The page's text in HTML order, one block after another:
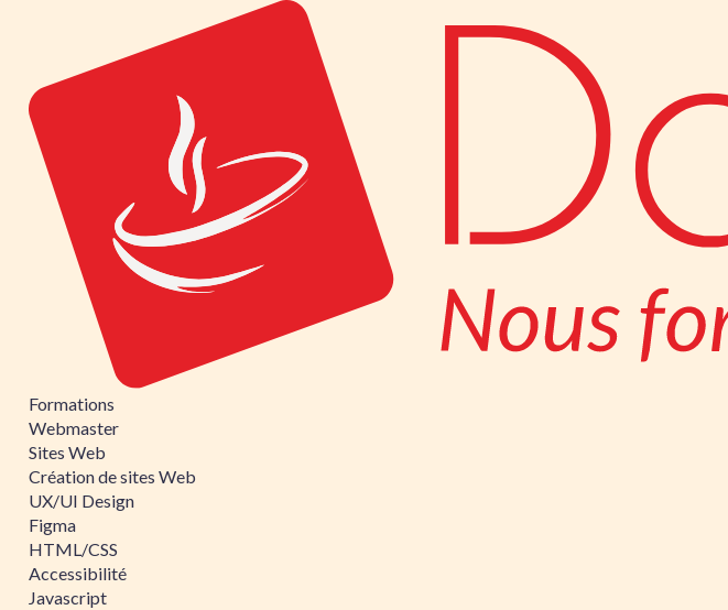
Formations
Webmaster
Sites Web
Création de sites Web
UX/UI Design
Figma
HTML/CSS
Accessibilité
Javascript